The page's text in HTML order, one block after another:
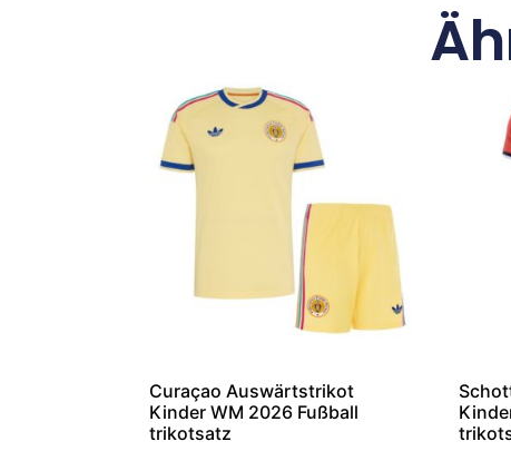
Curaçao Auswärtstrikot
Kinder WM 2026 Fußball
trikotsatz